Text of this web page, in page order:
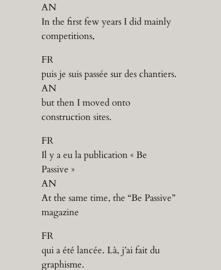
AN
In the first few years I did mainly
competitions,
FR
puis je suis passée sur des chantiers.
AN
but then I moved onto
construction sites.
FR
Il y a eu la publication « Be
Passive »
AN
At the same time, the “Be Passive”
magazine
FR
qui a été lancée. Là, j’ai fait du
graphisme.